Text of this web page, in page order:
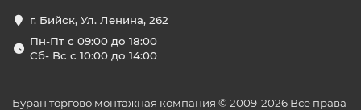
г. Бийск, Ул. Ленина, 262
Пн-Пт с 09:00 до 18:00
Сб- Вс с 10:00 до 14:00
Буран торгово монтажная компания © 2009-2026 Все права